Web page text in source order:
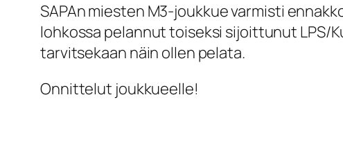
SAPAn miesten M3-joukkue varmisti
lohkossa pelannut toiseksi sijoittunut LPS/
tarvitsekaan näin ollen pelata.
Onnittelut joukkueelle!